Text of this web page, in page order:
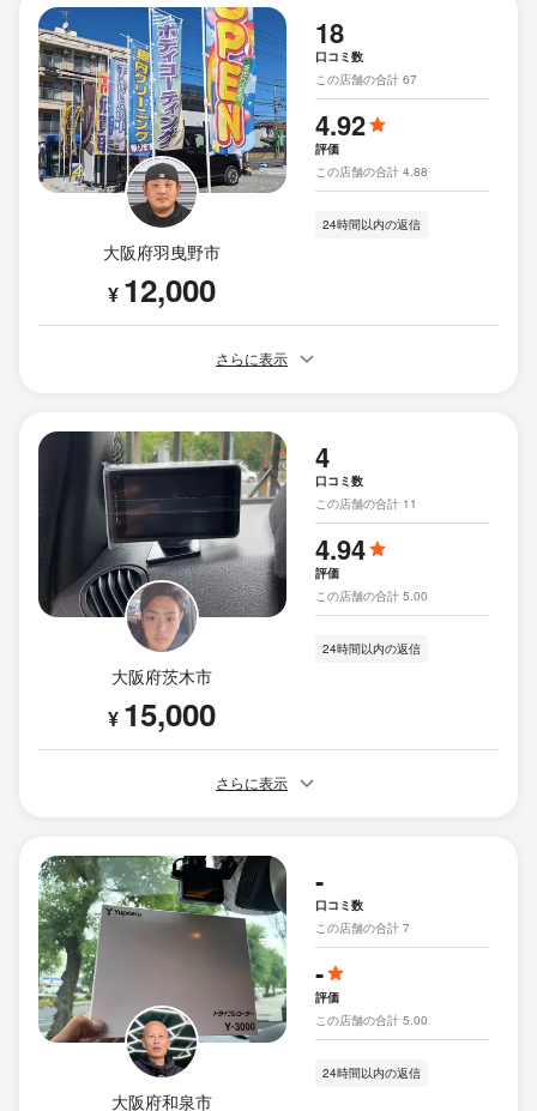
大阪府羽曳野市
¥ 12,000
18
口コミ数
この店舗の合計 67
4.92
評価
この店舗の合計 4.88
24時間以内の返信
さらに表示
大阪府茨木市
¥ 15,000
4
口コミ数
この店舗の合計 11
4.94
評価
この店舗の合計 5.00
24時間以内の返信
さらに表示
大阪府和泉市
-
口コミ数
この店舗の合計 7
-
評価
この店舗の合計 5.00
24時間以内の返信